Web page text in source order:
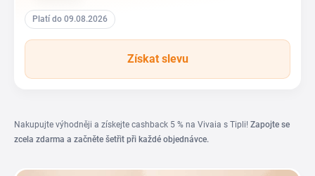
Platí do 09.08.2026
Získat slevu
Nakupujte výhodněji a získejte cashback 5 % na Vivaia s Tipli! Zapojte se
zcela zdarma a začněte šetřit při každé objednávce.